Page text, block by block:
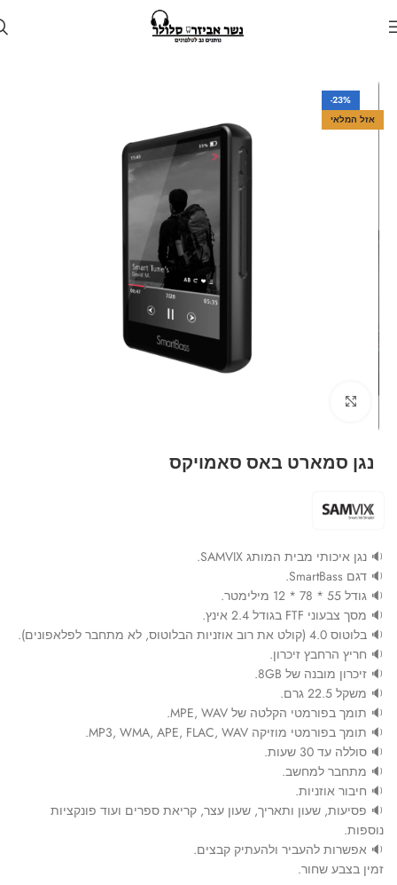
-23%
אזל המלאי
נגן סמארט באס סאמויקס
🔉 נגן איכותי מבית המותג SAMVIX.
🔉 דגם SmartBass.
🔉 גודל 55 * 78 * 12 מילימטר.
🔉 מסך צבעוני FTF בגודל 2.4 אינץ.
🔉 בלוטוס 4.0 (קולט את רוב אוזניות הבלוטוס, לא מתחבר לפלאפונים).
🔉 חריץ הרחבץ זיכרון.
🔉 זיכרון מובנה של 8GB.
🔉 משקל 22.5 גרם.
🔉 תומך בפורמטי הקלטה של MPE, WAV.
🔉 תומך בפורמטי מוזיקה MP3, WMA, APE, FLAC, WAV.
🔉 סוללה עד 30 שעות.
🔉 מתחבר למחשב.
🔉 חיבור אוזניות.
🔉 פסיעות, שעון ותאריך, שעון עצר, קריאת ספרים ועוד פונקציות
נוספות.
🔉 אפשרות להעביר ולהעתיק קבצים.
זמין בצבע שחור.